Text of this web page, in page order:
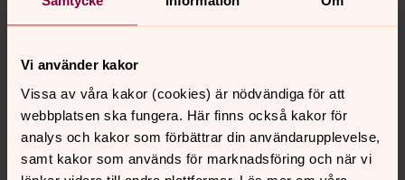
Vi använder kakor
Vissa av våra kakor (cookies) är nödvändiga för att
webbplatsen ska fungera. Här finns också kakor för
analys och kakor som förbättrar din användarupplevelse,
samt kakor som används för marknadsföring och när vi
Hitta till Västra Gerums kyrka
Klicka för att hitta till Västra Gerums kyrka med
Google Maps.